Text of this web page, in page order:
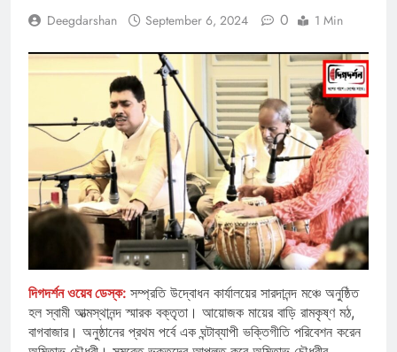
Deegdarshan September 6, 2024 0 1 Min
দিগদর্শন ওয়েব ডেস্ক: সম্প্রতি উদ্বোধন কার্যালয়ের সারদানন্দ মঞ্চে অনুষ্ঠিত
হল স্বামী আত্মস্থানন্দ স্মারক বক্তৃতা। আয়োজক মায়ের বাড়ি রামকৃষ্ণ মঠ,
বাগবাজার। অনুষ্ঠানের প্রথম পর্বে এক ঘন্টাব্যাপী ভক্তিগীতি পরিবেশন করেন